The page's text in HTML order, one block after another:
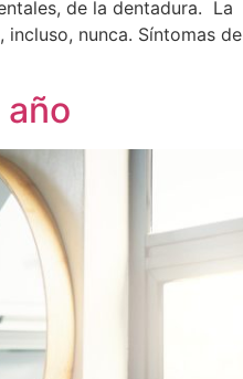
de la dentadura. La
nunca. Síntomas de